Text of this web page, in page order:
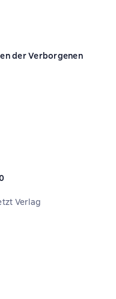
der Verborgenen
0 на основе 0 оценок
Verlag
0 на основе 0 оценок